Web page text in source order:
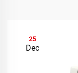
25
Dec